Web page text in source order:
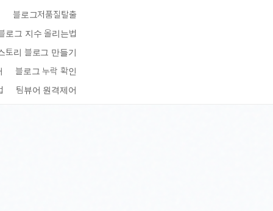
블로그저품질탈출
로그 지수 올리는법
토리 블로그 만들기
블로그 누락 확인
팀뷰어 원격제어